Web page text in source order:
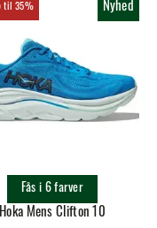
35% Nyhed
Hoka Mens Clifton 10
Fås i 6 farver